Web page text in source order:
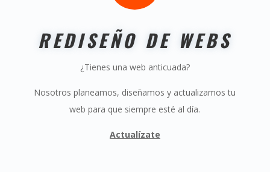
REDISEÑO DE WEBS
¿Tienes una web anticuada?
Nosotros planeamos, diseñamos y actualizamos tu
web para que siempre esté al día.
Actualízate